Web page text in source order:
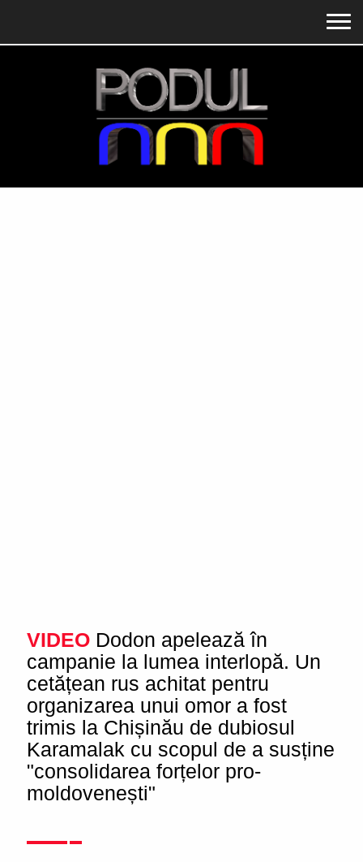
VIDEO Dodon apelează în
campanie la lumea interlopă. Un
cetățean rus achitat pentru
organizarea unui omor a fost
trimis la Chișinău de dubiosul
Karamalak cu scopul de a susține
"consolidarea forțelor pro-
moldovenești"